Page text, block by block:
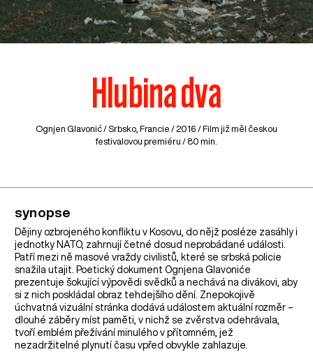
Hlubina dva
Ognjen Glavonić / Srbsko Francie / 2016 / Film již měl českou
festivalovou premiéru / 80 min.
synopse
Dějiny ozbrojeného konfliktu v Kosovu, do nějž posléze zasáhly i
jednotky NATO, zahrnují četné dosud neprobádané události.
Patří mezi ně masové vraždy civilistů, které se srbská policie
snažila utajit. Poetický dokument Ognjena Glavoniće
prezentuje šokující výpovědi svědků a nechává na divákovi, aby
si z nich poskládal obraz tehdejšího dění. Znepokojivě
úchvatná vizuální stránka dodává událostem aktuální rozměr –
dlouhé záběry míst paměti, v nichž se zvěrstva odehrávala,
tvoří emblém přežívání minulého v přítomném, jež
nezadržitelné plynutí času vpřed obvykle zahlazuje.